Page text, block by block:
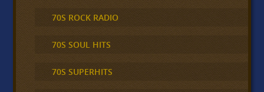
70S ROCK RADIO
70S SOUL HITS
70S SUPERHITS